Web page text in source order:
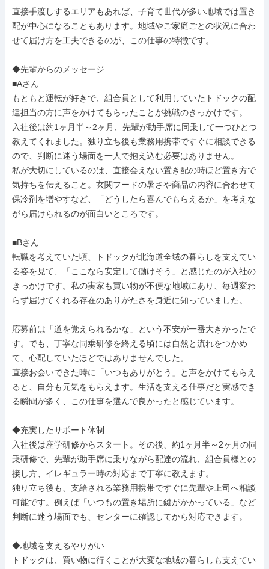
直接手渡しするエリアもあれば、子育て世代が多い地域では置き
配が中心になることもあります。地域やご家庭ごとの状況に合わ
せて届け方を工夫できるのが、この仕事の特徴です。
◆先輩からのメッセージ
■Aさん
もともと運転が好きで、組合員として利用していたトドックの配
達担当の方に声をかけてもらったことが挑戦のきっかけです。
入社後は約1ヶ月半～2ヶ月、先輩が助手席に同乗して一つひとつ
教えてくれました。独り立ち後も業務用携帯ですぐに相談できる
ので、判断に迷う場面を一人で抱え込む必要はありません。
私が大切にしているのは、直接会えない置き配の時ほど置き方で
気持ちを伝えること。玄関フードの暑さや商品の内容に合わせて
保冷剤を増やすなど、「どうしたら喜んでもらえるか」を考えな
がら届けられるのが面白いところです。
■Bさん
転職を考えていた頃、トドックが北海道全域の暮らしを支えてい
る姿を見て、「ここなら安定して働けそう」と感じたのが入社の
きっかけです。私の実家も買い物が不便な地域にあり、毎週変わ
らず届けてくれる存在のありがたさを身近に知っていました。
応募前は「道を覚えられるかな」という不安が一番大きかったで
す。でも、丁寧な同乗研修を終える頃には自然と流れをつかめ
て、心配していたほどではありませんでした。
直接お会いできた時に「いつもありがとう」と声をかけてもらえ
ると、自分も元気をもらえます。生活を支える仕事だと実感でき
る瞬間が多く、この仕事を選んで良かったと感じています。
◆充実したサポート体制
入社後は座学研修からスタート。その後、約1ヶ月半～2ヶ月の同
乗研修で、先輩が助手席に乗りながら配達の流れ、組合員様との
接し方、イレギュラー時の対応まで丁寧に教えます。
独り立ち後も、支給される業務用携帯ですぐに先輩や上司へ相談
可能です。例えば「いつもの置き場所に鍵がかかっている」など
判断に迷う場面でも、センターに確認してから対応できます。
◆地域を支えるやりがい
トドックは、買い物に行くことが大変な地域の暮らしも支えてい